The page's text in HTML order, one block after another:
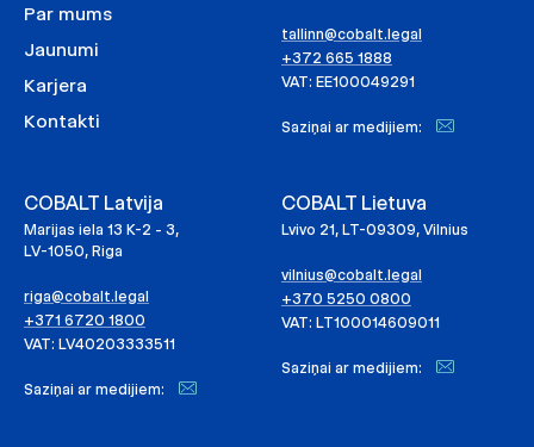
Par mums
Jaunumi
Karjera
Kontakti
tallinn@cobalt.legal
+372 665 1888
VAT: EE100049291
Saziņai ar medijiem:
COBALT Latvija
Marijas iela 13 K-2 - 3,
LV-1050, Riga
riga@cobalt.legal
+371 6720 1800
VAT: LV40203333511
Saziņai ar medijiem:
COBALT Lietuva
Lvivo 21, LT-09309, Vilnius
vilnius@cobalt.legal
+370 5250 0800
VAT: LT100014609011
Saziņai ar medijiem: